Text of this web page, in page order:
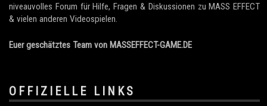
niveauvolles Forum für Hilfe, Fragen & Diskussionen zu MASS EFFECT
& vielen anderen Videospielen.
Euer geschätztes Team von MASSEFFECT-GAME.DE
OFFIZIELLE LINKS